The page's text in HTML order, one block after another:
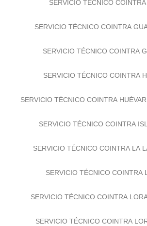
SERVICIO TÉCNICO
SERVICIO TÉCNICO COINTRA
SERVICIO TÉCNICO COINTRA
SERVICIO TÉCNICO COINTRA
SERVICIO TÉCNICO COINTRA
SERVICIO TÉCNICO COINTRA
SERVICIO TÉCNICO COINTRA LA
SERVICIO TÉCNICO COINTRA
SERVICIO TÉCNICO COINTRA
SERVICIO TÉCNICO COINTRA